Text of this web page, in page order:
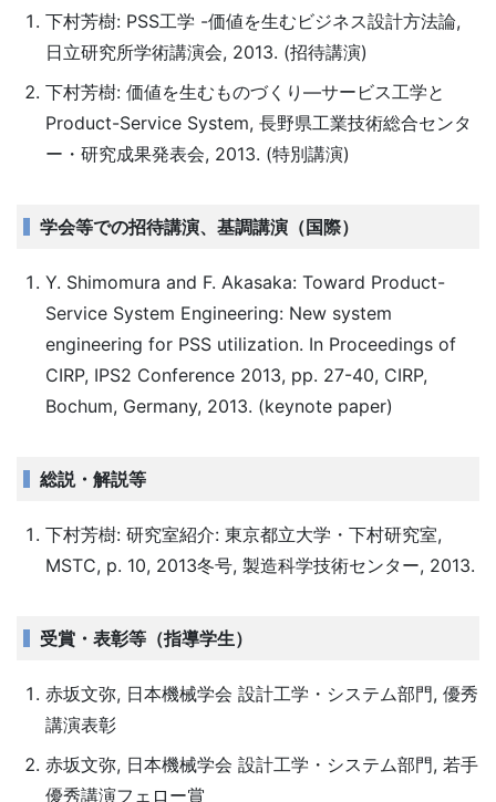
下村芳樹: PSS工学 -価値を生むビジネス設計方法論,
日立研究所学術講演会, 2013. (招待講演)
下村芳樹: 価値を生むものづくり―サービス工学と
Product-Service System, 長野県工業技術総合センタ
ー・研究成果発表会, 2013. (特別講演)
学会等での招待講演、基調講演（国際）
Y. Shimomura and F. Akasaka: Toward Product-
Service System Engineering: New system
engineering for PSS utilization. In Proceedings of
CIRP, IPS2 Conference 2013, pp. 27-40, CIRP,
Bochum, Germany, 2013. (keynote paper)
総説・解説等
下村芳樹: 研究室紹介: 東京都立大学・下村研究室,
MSTC, p. 10, 2013冬号, 製造科学技術センター, 2013.
受賞・表彰等（指導学生）
赤坂文弥, 日本機械学会 設計工学・システム部門, 優秀
講演表彰
赤坂文弥, 日本機械学会 設計工学・システム部門, 若手
優秀講演フェロー賞